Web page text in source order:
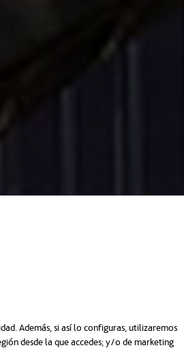
Además, si así lo configuras, utilizaremos
desde la que accedes; y/o de marketing